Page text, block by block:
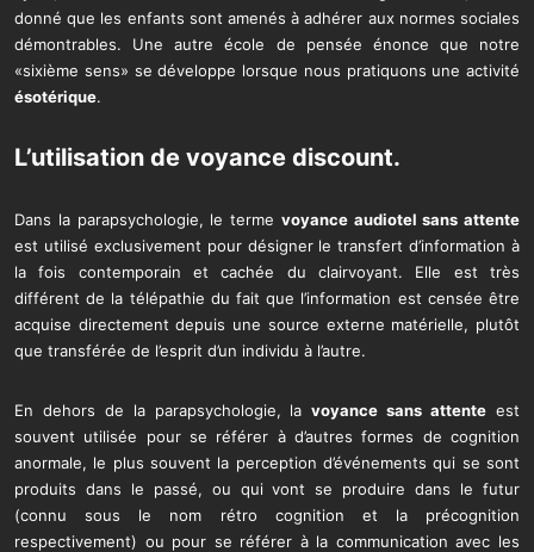
donné que les enfants sont amenés à adhérer aux normes sociales
démontrables. Une autre école de pensée énonce que notre
«sixième sens» se développe lorsque nous pratiquons une activité
ésotérique.
L’utilisation de voyance discount.
Dans la parapsychologie, le terme voyance audiotel sans attente
est utilisé exclusivement pour désigner le transfert d’information à
la fois contemporain et cachée du clairvoyant. Elle est très
différent de la télépathie du fait que l’information est censée être
acquise directement depuis une source externe matérielle, plutôt
que transférée de l’esprit d’un individu à l’autre.
En dehors de la parapsychologie, lavoyance sans attente est
souvent utilisée pour se référer à d’autres formes de cognition
anormale, le plus souvent la perception d’événements qui se sont
produits dans le passé, ou qui vont se produire dans le futur
(connu sous le nom rétro cognition et la précognition
respectivement) ou pour se référer à la communication avec les